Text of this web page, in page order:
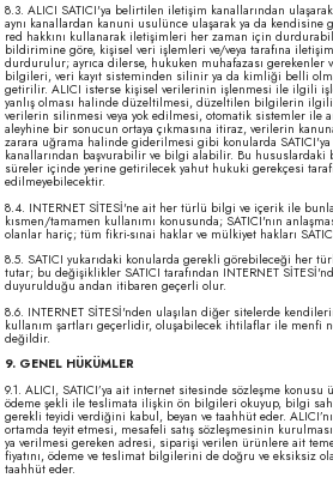
8.3. ALICI SATICI'ya belirtilen iletişim kanallarından
aynı kanallardan kanuni usulünce ulaşarak ya da
red hakkını kullanarak iletişimleri her zaman için
bildirimine göre, kişisel veri işlemleri ve/veya tarafına
durdurulur; ayrıca dilerse, hukuken muhafazası gerekenler
bilgileri, veri kayıt sisteminden silinir ya da kimliği belli
getirilir. ALICI isterse kişisel verilerinin işlenmesi ile ilgili
yanlış olması halinde düzeltilmesi, düzeltilen bilgilerin
verilerin silinmesi veya yok edilmesi, otomatik sistemler ile
aleyhine bir sonucun ortaya çıkmasına itiraz, verilerin
zarara uğrama halinde giderilmesi gibi konularda
kanallarından başvurabilir ve bilgi alabilir. Bu hususlardaki
süreler içinde yerine getirilecek yahut hukuki gerekçesi
edilmeyebilecektir.
8.4. INTERNET SİTESİ'ne ait her türlü bilgi ve içerik ile
kısmen/tamamen kullanımı konusunda; SATICI'nın
olanlar hariç; tüm fikri-sınai haklar ve mülkiyet hakları
8.5. SATICI yukarıdaki konularda gerekli görebileceği her
tutar; bu değişiklikler SATICI tarafından INTERNET
duyurulduğu andan itibaren geçerli olur.
8.6. INTERNET SİTESİ'nden ulaşılan diğer sitelerde
kullanım şartları geçerlidir, oluşabilecek ihtilaflar ile menfi
değildir.
9. GENEL HÜKÜMLER
9.1. ALICI, SATICI’ya ait internet sitesinde sözleşme
ödeme şekli ile teslimata ilişkin ön bilgileri okuyup, bilgi
gerekli teyidi verdiğini kabul, beyan ve taahhüt eder.
ortamda teyit etmesi, mesafeli satış sözleşmesinin
ya verilmesi gereken adresi, siparişi verilen ürünlere ait
fiyatını, ödeme ve teslimat bilgilerini de doğru ve eksiksiz
taahhüt eder.